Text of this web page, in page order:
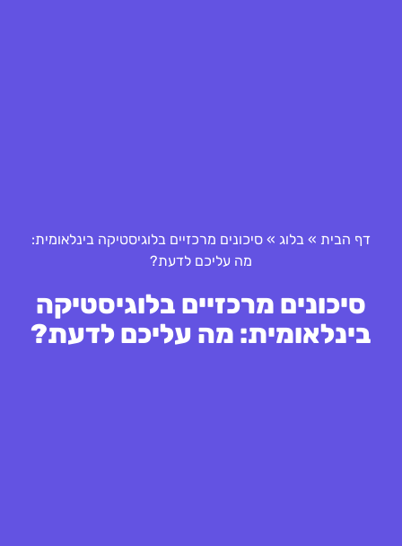
דף הבית » בלוג » סיכונים מרכזיים בלוגיסטיקה בינלאומית:
מה עליכם לדעת?
סיכונים מרכזיים בלוגיסטיקה
בינלאומית: מה עליכם לדעת?